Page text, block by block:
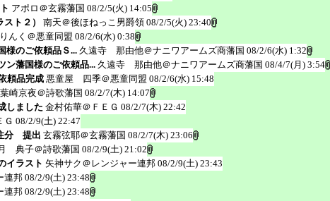
アポロ＠玄霧藩国 08/2/5(火) 14:05
ト２）
南天＠後ほねっこ男爵領 08/2/5(火) 23:40
んく＠悪童同盟 08/2/6(水) 0:38
様のご依頼品Ｓ... 久遠寺 那由他＠ナニワアームズ商藩国 08/2/6(水) 1:32
ン藩国様のご依頼品... 久遠寺 那由他＠ナニワアームズ商藩国 08/4/7(月) 3:54
頼品完成 悪童屋 四季＠悪童同盟 08/2/6(水) 15:48
葉崎京夜＠詩歌藩国 08/2/7(木) 14:07
しました 金村佑華＠ＦＥＧ 08/2/7(木) 22:42
Ｇ 08/2/9(土) 22:47
分 提出 玄霧弦耶＠玄霧藩国 08/2/7(木) 23:06
典子＠詩歌藩国 08/2/9(土) 21:02
イラスト 矢神サク＠レンジャー連邦 08/2/9(土) 23:43
連邦 08/2/9(土) 23:48
連邦 08/2/9(土) 23:48